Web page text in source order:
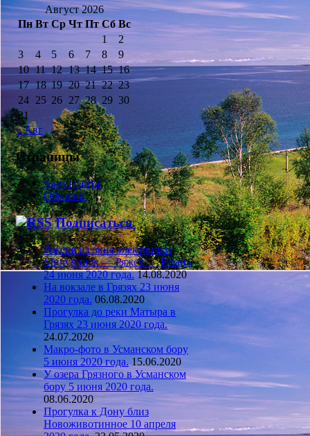
Август 2026
Пн Вт Ср Чт Пт Сб Вс
1
2
3
4 5 6 7 8
9
10 11 12 13 14 15 16
17 18 19 20 21 22 23
24 25 26 27 28 29 30
31
« Авг
Страницы
Карта сайта.
Обо мне.
Подписаться.
Россия из окна электрички
Мичуринск — Ряжск — Рязань
24 июня 2020 года. 14.08.2020
На вокзале в Грязях 23 июня
2020 года. 06.08.2020
Прогулка до реки Матыра в
Грязях 23 июня 2020 года.
24.07.2020
Макро-фото в Усманском бору
5 июня 2020 года. 15.06.2020
У озера Грязного в Усманском
бору 5 июня 2020 года.
08.06.2020
Прогулка к Дону близ
Новоживотинное 10 апреля